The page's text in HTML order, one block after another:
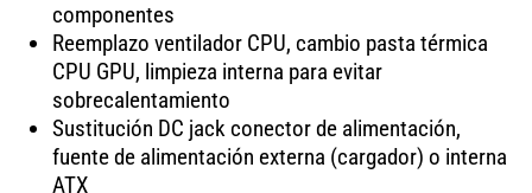
componentes
Reemplazo ventilador CPU, cambio pasta térmica
CPU GPU, limpieza interna para evitar
sobrecalentamiento
Sustitución DC jack conector de alimentación,
fuente de alimentación externa (cargador) o interna
ATX